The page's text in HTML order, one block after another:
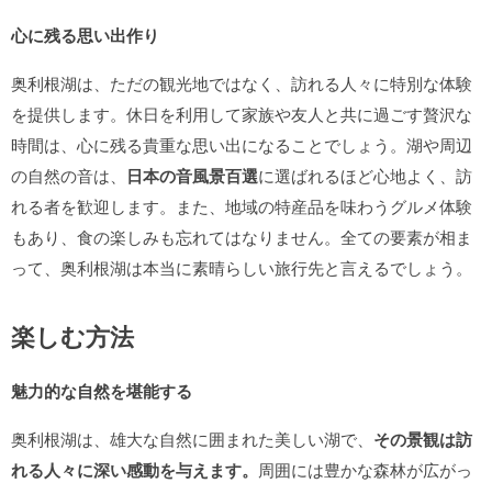
心に残る思い出作り
奥利根湖は、ただの観光地ではなく、訪れる人々に特別な体験
を提供します。休日を利用して家族や友人と共に過ごす贅沢な
時間は、心に残る貴重な思い出になることでしょう。湖や周辺
の自然の音は、 日本の音風景百選に選ばれるほど心地よく、訪
れる者を歓迎します。また、地域の特産品を味わうグルメ体験
もあり、食の楽しみも忘れてはなりません。全ての要素が相ま
って、奥利根湖は本当に素晴らしい旅行先と言えるでしょう。
楽しむ方法
魅力的な自然を堪能する
奥利根湖は、雄大な自然に囲まれた美しい湖で、 その景観は訪
れる人々に深い感動を与えます。 周囲には豊かな森林が広がっ